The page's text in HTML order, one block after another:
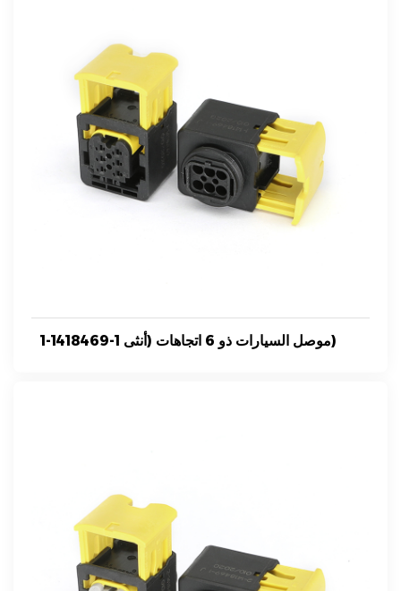
1-1418469-1 موصل السيارات ذو 6 اتجاهات (أنثى)